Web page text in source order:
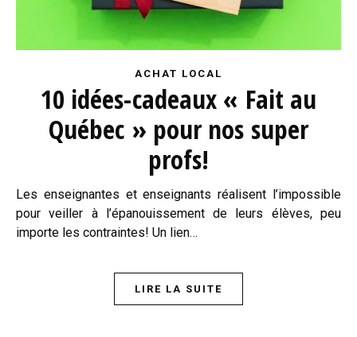
ACHAT LOCAL
10 idées-cadeaux « Fait au
Québec » pour nos super
profs!
Les enseignantes et enseignants réalisent l’impossible
pour veiller à l’épanouissement de leurs élèves, peu
importe les contraintes! Un lien…
LIRE LA SUITE